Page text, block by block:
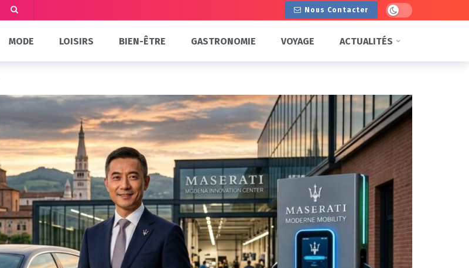
Nous Contacter Dark mode
MODE LOISIRS BIEN-ÊTRE GASTRONOMIE VOYAGE ACTUALITÉS